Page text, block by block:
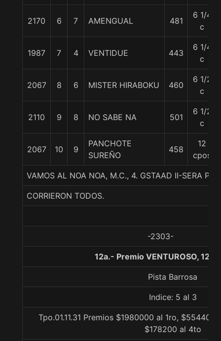
2170 6 7 AMENGUAL 481
6 1/4
c
1987 7 4 VENTIDUE 443
6 1/4
c
2067 8 6 MISTER HIRABOKU 460
6 1/2
c
2110 9 8 NO SABE NA 501
6 1/2
c
2067 10 9
PANCHOTE
SUREÑO
458
12
cpos
VAMOS AL NOA NOA, M.C., 4. GSTAAD II-SERA
CORRIERON TODOS.
-2303-
12a.- Premio VENTUROSO,
Pista Barrosa
Indice: 5 al 3
Tpo.01.11.31 Premios $1980000 al 1ro,
$178200 al 4to